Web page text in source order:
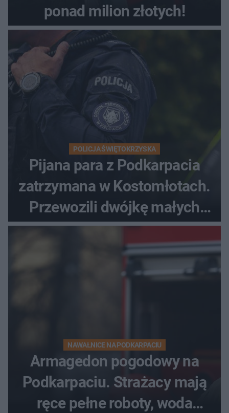
ponad milion złotych!
POLICJA ŚWIĘTOKRZYSKA
Pijana para z Podkarpacia
zatrzymana w Kostomłotach.
Przewozili dwójkę małych
dzieci
NAWAŁNICE NA PODKARPACIU
Armagedon pogodowy na
Podkarpaciu. Strażacy mają
ręce pełne roboty, woda